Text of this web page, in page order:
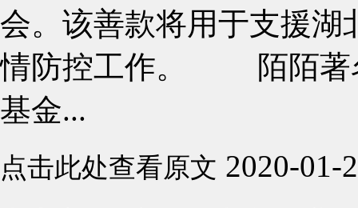
会。该善款将用于支援湖
情防控工作。 陌陌著
基金...
点击此处查看原文 2020-01-